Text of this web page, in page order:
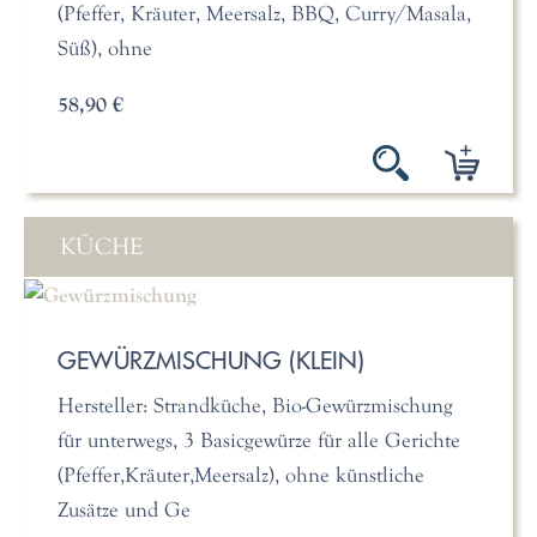
(Pfeffer, Kräuter, Meersalz, BBQ, Curry/Masala,
Süß), ohne
58,90 €
KÜCHE
GEWÜRZMISCHUNG (KLEIN)
Hersteller: Strandküche, Bio-Gewürzmischung
für unterwegs, 3 Basicgewürze für alle Gerichte
(Pfeffer,Kräuter,Meersalz), ohne künstliche
Zusätze und Ge